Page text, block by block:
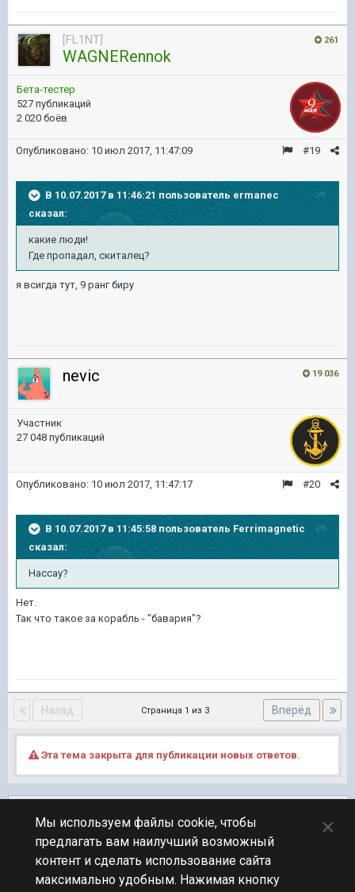
261
[FL1NT]
WAGNERennok
Бета-тестер
527 публикаций
2 020 боёв
#19
Опубликовано: 10 июл 2017, 11:47:09
В 10.07.2017 в 11:46:21 пользователь ermanec
сказал:
какие люди!
Где пропадал, скиталец?
я всигда тут, 9 ранг биру
19 036
nevic
Участник
27 048 публикаций
#20
Опубликовано: 10 июл 2017, 11:47:17
В 10.07.2017 в 11:45:58 пользователь Ferrimagnetic
сказал:
Нассау?
Нет.
Так что такое за корабль - "бавария"?
Назад Вперёд
Страница 1 из 3
Эта тема закрыта для публикации новых ответов.
ПЕРЕЙТИ К СПИСКУ ТЕМ
Юмор
Мы используем файлы cookie, чтобы
предлагать вам наилучший возможный
контент и сделать использование сайта
максимально удобным. Нажимая кнопку
×